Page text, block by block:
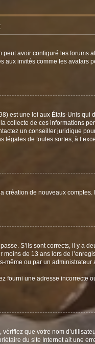
avoir configuré les forums
invités comme les avatars
est une loi aux États-Unis qui
collecte de ces informations
un conseiller juridique
de toutes sortes, à
création de nouveaux
S’ils sont corrects, il y a
de 13 ans lors de
ou par un
fourni une adresse
que votre nom
du site Internet ait une